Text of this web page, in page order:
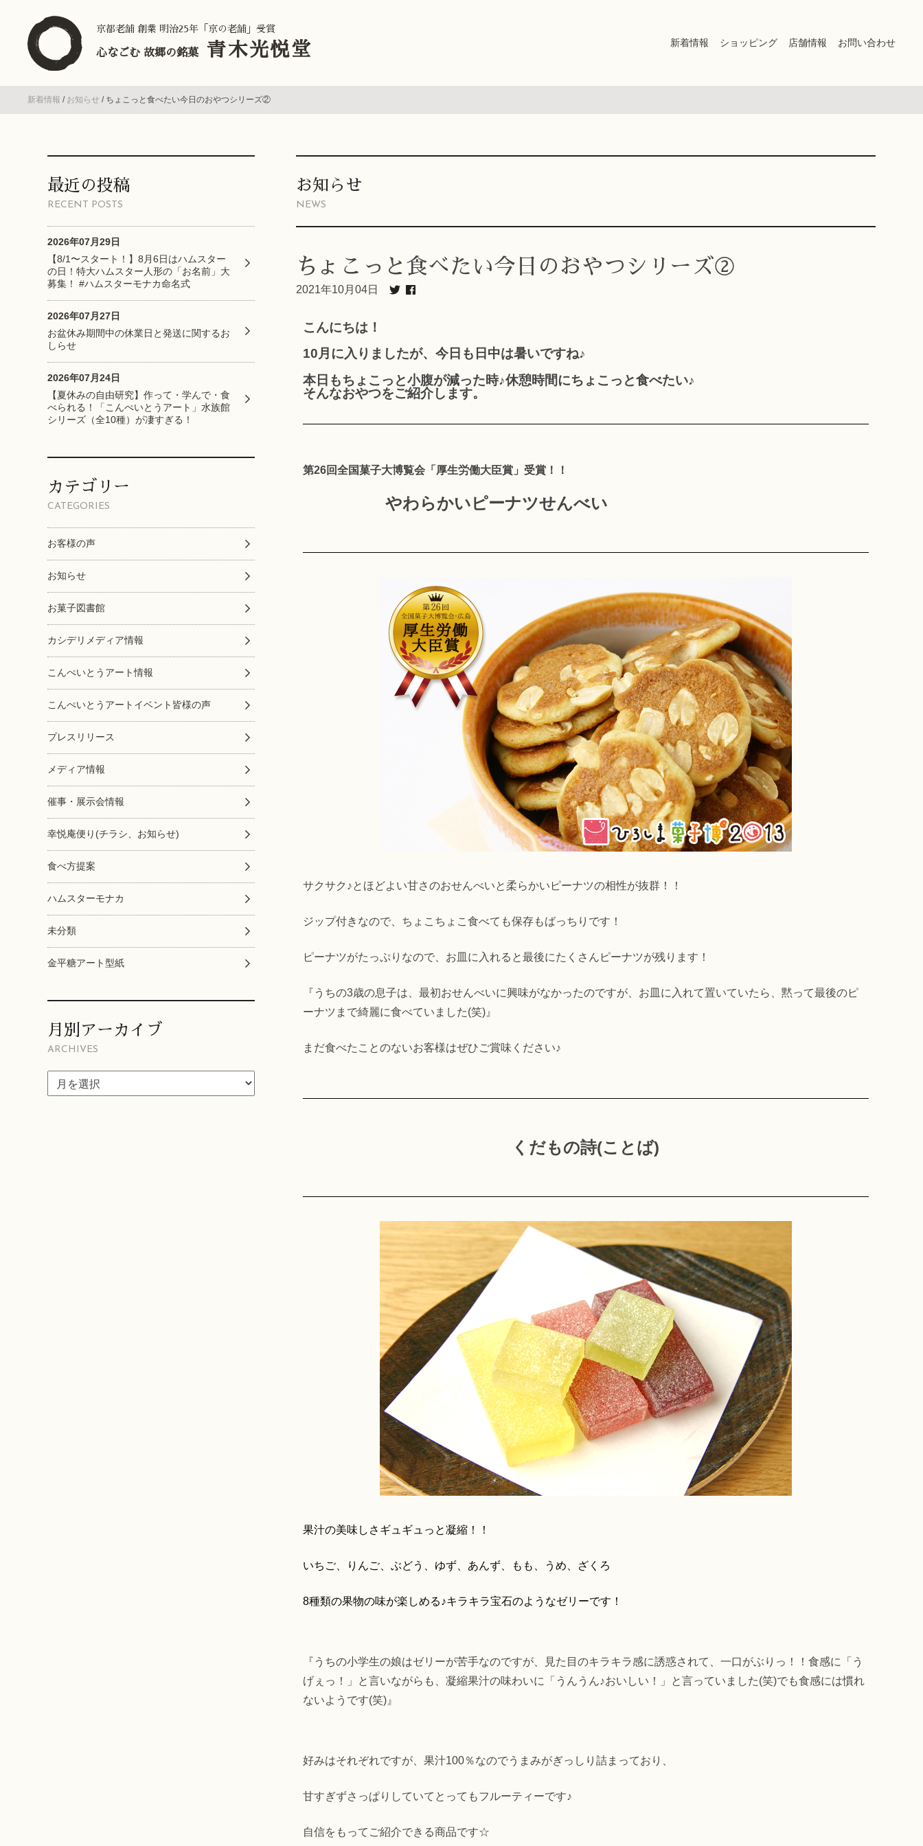
京都老舗 創業 明治25年「京の老舗」受賞
心なごむ 故郷の銘菓 青木光悦堂 新着情報 ショッピング 店舗情報 お問い合わせ
新着情報 / お知らせ / ちょこっと食べたい今日のおやつシリーズ②
最近の投稿
RECENT POSTS
2026年07月29日
【8/1〜スタート！】8月6日はハムスター
の日！特大ハムスター人形の「お名前」大
募集！ #ハムスターモナカ命名式
2026年07月27日
お盆休み期間中の休業日と発送に関するお
しらせ
2026年07月24日
【夏休みの自由研究】作って・学んで・食
べられる！「こんぺいとうアート」水族館
シリーズ（全10種）が凄すぎる！
カテゴリー
CATEGORIES
お客様の声
お知らせ
お菓子図書館
カシデリメディア情報
こんぺいとうアート情報
こんぺいとうアートイベント皆様の声
プレスリリース
メディア情報
催事・展示会情報
幸悦庵便り(チラシ、お知らせ)
食べ方提案
ハムスターモナカ
未分類
金平糖アート型紙
月別アーカイブ
ARCHIVES
お知らせ
NEWS
ちょこっと食べたい今日のおやつシリーズ②
2021年10月04日
こんにちは！
10月に入りましたが、今日も日中は暑いですね♪
本日もちょこっと小腹が減った時♪休憩時間にちょこっと食べたい♪
そんなおやつをご紹介します。
第26回全国菓子大博覧会「厚生労働大臣賞」受賞！！
やわらかいピーナツせんべい
サクサク♪とほどよい甘さのおせんべいと柔らかいピーナツの相性が抜群！！
ジップ付きなので、ちょこちょこ食べても保存もばっちりです！
ピーナツがたっぷりなので、お皿に入れると最後にたくさんピーナツが残ります！
『うちの3歳の息子は、最初おせんべいに興味がなかったのですが、お皿に入れて置いていたら、黙って最後のピ
ーナツまで綺麗に食べていました(笑)』
まだ食べたことのないお客様はぜひご賞味ください♪
くだもの詩(ことば)
果汁の美味しさギュギュっと凝縮！！
いちご、りんご、ぶどう、ゆず、あんず、もも、うめ、ざくろ
8種類の果物の味が楽しめる♪キラキラ宝石のようなゼリーです！
『うちの小学生の娘はゼリーが苦手なのですが、見た目のキラキラ感に誘惑されて、一口がぶりっ！！食感に「う
げぇっ！」と言いながらも、凝縮果汁の味わいに「うんうん♪おいしい！」
と言っていました(笑)でも食感には慣れ
ないようです(笑)』
好みはそれぞれですが、果汁100％なのでうまみがぎっしり詰まっており、
甘すぎずさっぱりしていて とってもフルーティーです♪
自信をもってご紹介できる商品です☆